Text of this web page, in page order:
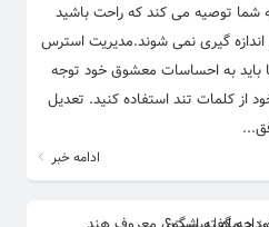
شما توصیه می کند که راحت باشید
اندازه گیری نمی شوند.مدیریت استرس
به احساسات معشوق خود توجه
از کلمات تند استفاده کنید. تعدیل
ادامه خبر